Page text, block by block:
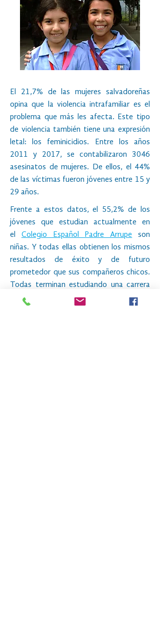
El 21,7% de las mujeres salvadoreñas
opina que la violencia intrafamiliar es el
problema que más les afecta. Este tipo
de violencia también tiene una expresión
letal: los feminicidios. Entre los años
2011 y 2017, se contabilizaron 3046
asesinatos de mujeres. De ellos, el 44%
de las víctimas fueron jóvenes entre 15 y
29 años.
Frente a estos datos, el 55,2% de los
jóvenes que estudian actualmente en
el Colegio Español Padre Arrupe son
niñas. Y todas ellas obtienen los mismos
resultados de éxito y de futuro
prometedor que sus compañeros chicos.
Todas terminan estudiando una carrera
en la Universidad, que les dará la